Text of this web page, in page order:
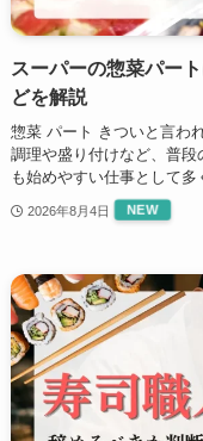
スーパーの惣菜パー
どを解説
惣菜 パート きついと言わ
調理や盛り付けなど、普
も始めやすい仕事として多
2026年8月4日